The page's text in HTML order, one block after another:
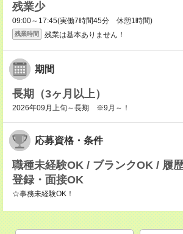
残業少
09:00～17:45(実働7時間45分 休憩1時間)
残業時間 残業は基本ありません！
期間
長期（3ヶ月以上）
2026年09月上旬～長期 ※9月～！
応募資格・条件
職種未経験OK / ブランクOK / 履
登録・面接OK
☆事務未経験OK！